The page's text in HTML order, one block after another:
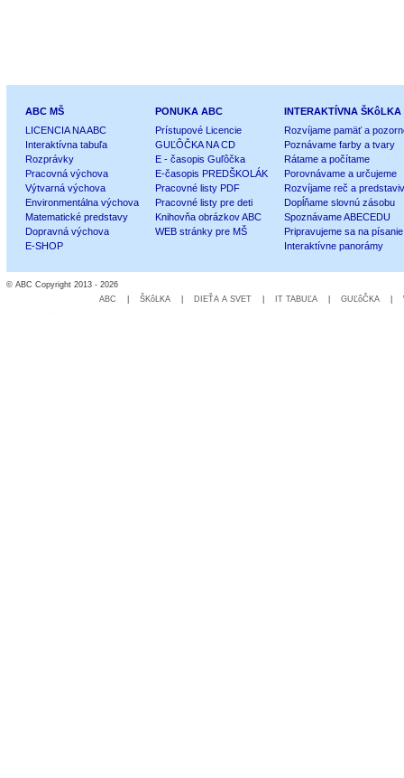
ABC MŠ
LICENCIA NA ABC
Interaktívna tabuľa
Rozprávky
Pracovná výchova
Výtvarná výchova
Environmentálna výchova
Matematické predstavy
Dopravná výchova
E-SHOP
PONUKA ABC
Prístupové Licencie
GUĽÔČKA NA CD
E - časopis Guľôčka
E-časopis PREDŠKOLÁK
Pracovné listy PDF
Pracovné listy pre deti
Knihovňa obrázkov ABC
WEB stránky pre MŠ
INTERAKTÍVNA ŠKôLKA
Rozvíjame pamäť a
Poznávame farby a tvary
Rátame a počítame
Porovnávame a určujeme
Rozvíjame reč a
Dopĺňame slovnú zásobu
Spoznávame ABECEDU
Pripravujeme sa na písanie
Interaktívne panorámy
© ABC Copyright 2013 - 2026
ABC
ŠKôLKA DIEŤA A SVET IT TABUĽA GUĽôČKA